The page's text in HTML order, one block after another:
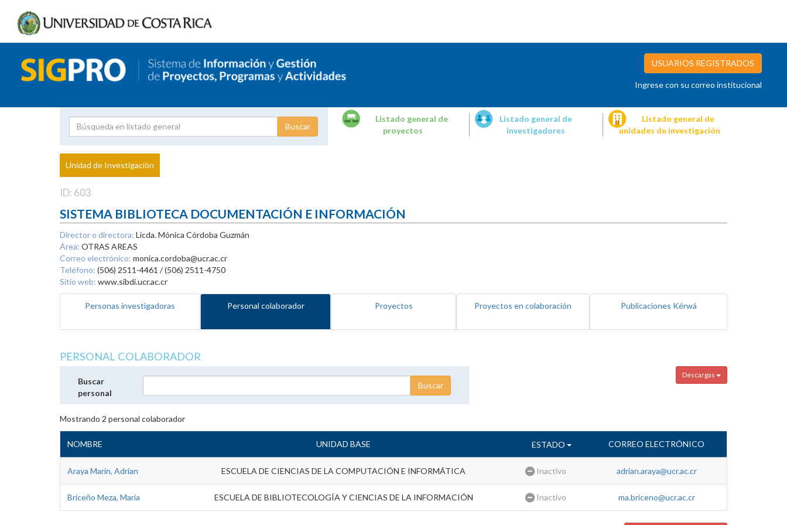
USUARIOS REGISTRADOS
Ingrese con su correo institucional
Proyecto
Investigador
Listado general de
proyectos
Listado general de
investigadores
Listado general de
unidades de investigación
Unidad de Investigación
ID: 603
SISTEMA BIBLIOTECA DOCUMENTACIÓN E INFORMACIÓN
Director o directora: Licda. Mónica Córdoba Guzmán
Área: OTRAS AREAS
Correo electrónico: monica.cordoba@ucr.ac.cr
Teléfono: (506) 2511-4461 / (506) 2511-4750
Sitio web: www.sibdi.ucr.ac.cr
Personas investigadoras Personal colaborador Proyectos Proyectos en colaboración Publicaciones Kérwá
PERSONAL COLABORADOR
Descargas
Buscar
personal
Mostrando 2 personal colaborador
NOMBRE UNIDAD BASE ESTADO CORREO ELECTRÓNICO
Araya Marin, Adrian ESCUELA DE CIENCIAS DE LA COMPUTACIÓN E INFORMÁTICA Inactivo adrian.araya@ucr.ac.cr
Briceño Meza, Maria ESCUELA DE BIBLIOTECOLOGÍA Y CIENCIAS DE LA INFORMACIÓN Inactivo ma.briceno@ucr.ac.cr